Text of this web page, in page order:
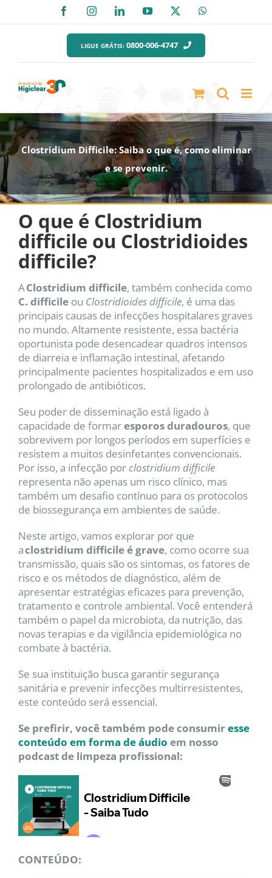
para
FacebookInstagramLinkedInYouTube
LIGUE GRÁTIS: 0800-006-4747
Clostridium Difficile: Saiba o que é, como eliminar
e se prevenir.
O que é Clostridium
difficile ou Clostridioides
difficile?
AClostridium difficile, também conhecida como
C. difficileou Clostridioides difficile, é uma das
principais causas de infecções hospitalares graves
no mundo. Altamente resistente, essa bactéria
oportunista pode desencadear quadros intensos
de diarreia e inflamação intestinal, afetando
principalmente pacientes hospitalizados e em uso
prolongado de antibióticos.
Seu poder de disseminação está ligado à
capacidade de formaresporos duradouros, que
sobrevivem por longos períodos em superfícies e
resistem a muitos desinfetantes convencionais.
Por isso, a infecção por clostridium difficile
representa não apenas um risco clínico, mas
também um desafio contínuo para os protocolos
de biossegurança em ambientes de saúde.
Neste artigo, vamos explorar por que
aclostridium difficile é grave, como ocorre sua
transmissão, quais são os sintomas, os fatores de
risco e os métodos de diagnóstico, além de
apresentar estratégias eficazes para prevenção,
tratamento e controle ambiental. Você entenderá
também o papel da microbiota, da nutrição, das
novas terapias e da vigilância epidemiológica no
combate à bactéria.
Se sua instituição busca garantir segurança
sanitária e prevenir infecções multirresistentes,
este conteúdo será essencial.
Se prefirir, você também pode consumiresse
conteúdo em forma de áudio em nosso
podcast de limpeza profissional:
CONTEÚDO: